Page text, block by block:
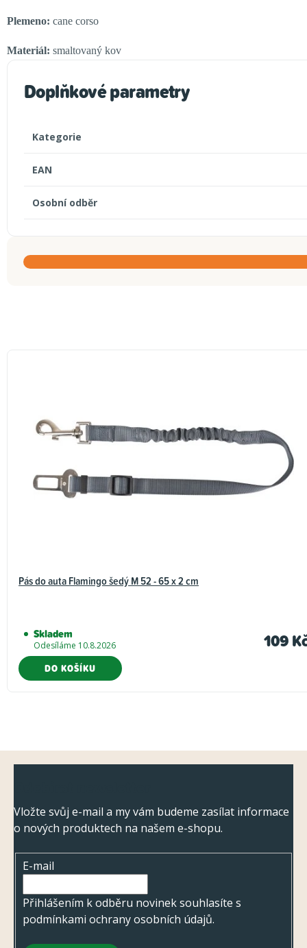
Plemeno: cane corso
Materiál: smaltovaný kov
Doplňkové parametry
Kategorie
EAN
Osobní odběr
Pás do auta Flamingo šedý M 52 - 65 x 2 cm
Skladem
Odesíláme 10.8.2026 109
DO KOŠÍKU
Vložte svůj e-mail a my vám budeme zasílat informace
o nových produktech na našem e-shopu.
E-mail
Přihlášením k odběru novinek souhlasíte s
podmínkami ochrany osobních údajů.